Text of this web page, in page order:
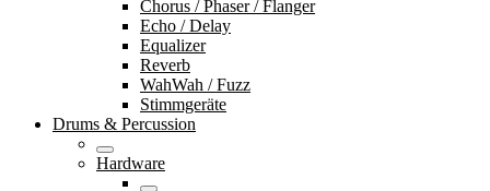
Chorus / Phaser / Flanger
Echo / Delay
Equalizer
Reverb
WahWah / Fuzz
Stimmgeräte
Drums & Percussion
Hardware